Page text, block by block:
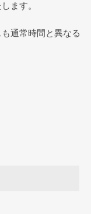
ます。
通常時間と異なる